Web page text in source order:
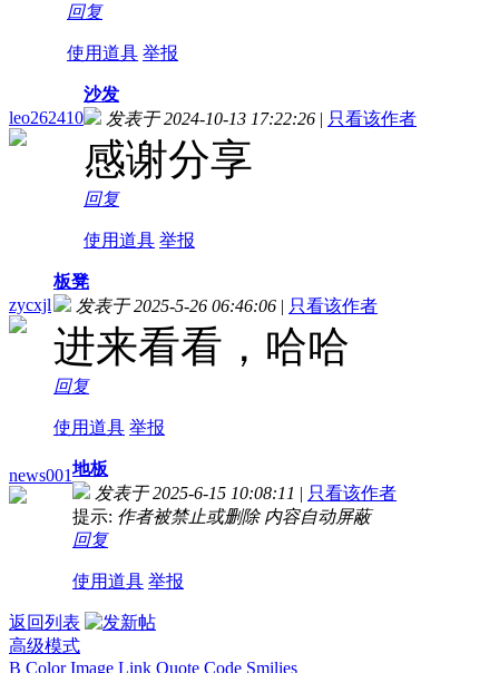
回复
使用道具 举报
leo262410
沙发
发表于 2024-10-13 17:22:26 | 只看该作者
感谢分享
回复
使用道具 举报
zycxjl
板凳
发表于 2025-5-26 06:46:06 | 只看该作者
进来看看，哈哈
回复
使用道具 举报
news001地板
发表于 2025-6-15 10:08:11 | 只看该作者
提示: 作者被禁止或删除 内容自动屏蔽
回复
使用道具 举报
返回列表
高级模式
B Color Image Link Quote Code Smilies